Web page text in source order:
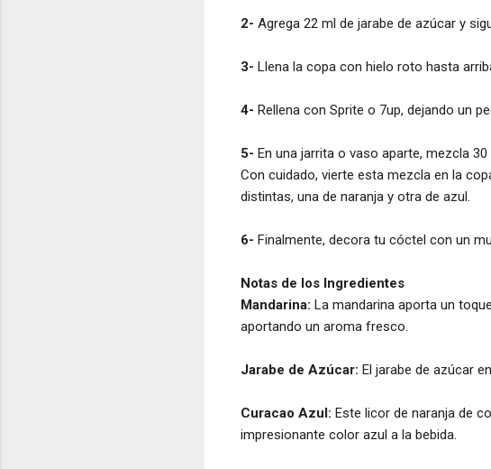
2- Agrega 22 ml de jarabe de azúcar y
3- Llena la copa con hielo roto hasta
4- Rellena con Sprite o 7up, dejando un
5- En una jarrita o vaso aparte, mezcla
Con cuidado, vierte esta mezcla en la
distintas, una de naranja y otra de azul.
6- Finalmente, decora tu cóctel con un
Notas de los Ingredientes
Mandarina: La mandarina aporta un
aportando un aroma fresco.
Jarabe de Azúcar: El jarabe de azúcar
Curacao Azul: Este licor de naranja de
impresionante color azul a la bebida.